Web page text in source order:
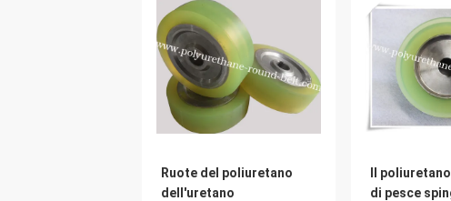
Ruote del poliuretano
dell'uretano
Il
di pesce